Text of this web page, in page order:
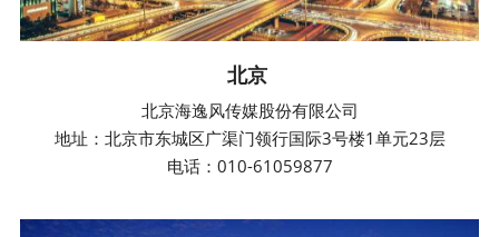
北京
北京海逸风传媒股份有限公司
地址：北京市东城区广渠门领行国际3号楼1单元23层
电话： 010-61059877